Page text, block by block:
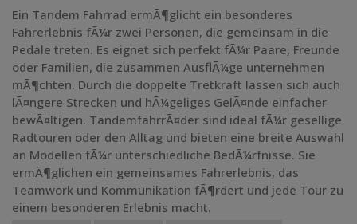
Ein Tandem Fahrrad ermÃ¶glicht ein besonderes
Fahrerlebnis fÃ¼r zwei Personen, die gemeinsam in die
Pedale treten. Es eignet sich perfekt fÃ¼r Paare, Freunde
oder Familien, die zusammen AusflÃ¼ge unternehmen
mÃ¶chten. Durch die doppelte Tretkraft lassen sich auch
lÃ¤ngere Strecken und hÃ¼geliges GelÃ¤nde einfacher
bewÃ¤ltigen. TandemfahrrÃ¤der sind ideal fÃ¼r gesellige
Radtouren oder den Alltag und bieten eine breite Auswahl
an Modellen fÃ¼r unterschiedliche BedÃ¼rfnisse. Sie
ermÃ¶glichen ein gemeinsames Fahrerlebnis, das
Teamwork und Kommunikation fÃ¶rdert und jede Tour zu
einem besonderen Erlebnis macht.